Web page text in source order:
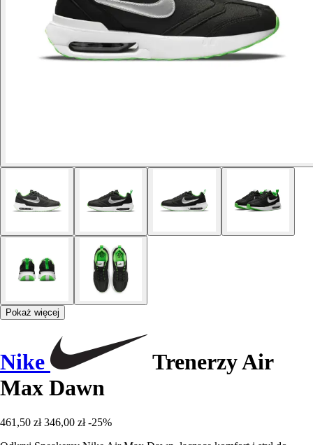
Pokaż więcej
Nike
Trenerzy Air
Max Dawn
461,50 zł 346,00 zł -25%